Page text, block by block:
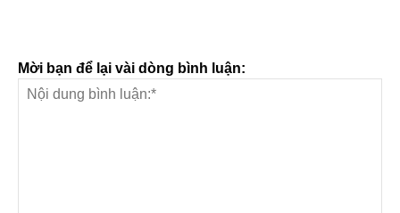
Mời bạn để lại vài dòng bình luận: